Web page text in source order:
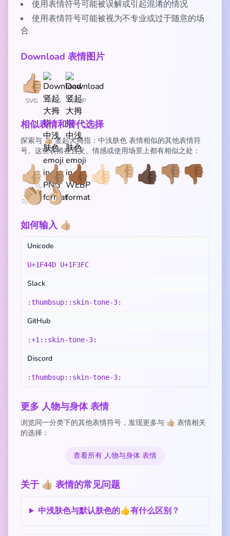
使用表情符号可能被误解或引起混淆的情况
使用表情符号可能被视为不专业或过于随意的场
合
Download 表情图片
SVG PNG WEBP
相似表情和替代选择
探索与 👍🏼 竖起大拇指：中浅肤色 表情相似的其他表情符
号。这些表情在含义、情感或使用场景上都有相似之处：
👍🏼👍🏽👍🏾👍🏻👎🏼👍🏿👎🏽👎🏾
👏🏼👌🏼
如何输入 👍🏼
Unicode
U+1F44D U+1F3FC
Slack
:thumbsup::skin-tone-3:
GitHub
:+1::skin-tone-3:
Discord
:thumbsup::skin-tone-3:
更多 人物与身体 表情
浏览同一分类下的其他表情符号，发现更多与 👍🏼 表情相关
的选择：
查看所有 人物与身体 表情
关于 👍🏼 表情的常见问题
中浅肤色与默认肤色的👍有什么区别？